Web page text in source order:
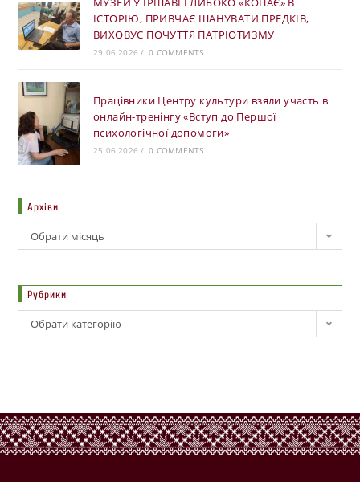
ІСТОРІЮ, ПРИВЧАЄ ШАНУВАТИ ПРЕДКІВ,
ВИХОВУЄ ПОЧУТТЯ ПАТРІОТИЗМУ
29.06.2026 / 0 COMMENTS
Працівники Центру культури взяли участь в
онлайн-тренінгу «Вступ до Першої
психологічної допомоги»
25.06.2026 / 0 COMMENTS
Архіви
Обрати місяць
Рубрики
Обрати категорію